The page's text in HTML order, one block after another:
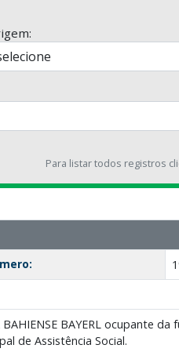
Para listar todos registros
BAYERL ocupante
de Assistência Social.